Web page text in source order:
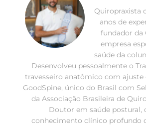
Quiropraxista
anos de
fundador da
empresa
saúde da
Desenvolveu pessoalmente o
travesseiro anatômico com ajuste
GoodSpine, único do Brasil com
da Associação Brasileira de
Doutor em saúde postural,
conhecimento clínico profundo